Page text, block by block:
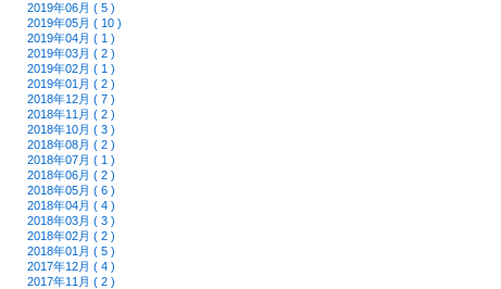
2019年06月 ( 5 )
2019年05月 ( 10 )
2019年04月 ( 1 )
2019年03月 ( 2 )
2019年02月 ( 1 )
2019年01月 ( 2 )
2018年12月 ( 7 )
2018年11月 ( 2 )
2018年10月 ( 3 )
2018年08月 ( 2 )
2018年07月 ( 1 )
2018年06月 ( 2 )
2018年05月 ( 6 )
2018年04月 ( 4 )
2018年03月 ( 3 )
2018年02月 ( 2 )
2018年01月 ( 5 )
2017年12月 ( 4 )
2017年11月 ( 2 )